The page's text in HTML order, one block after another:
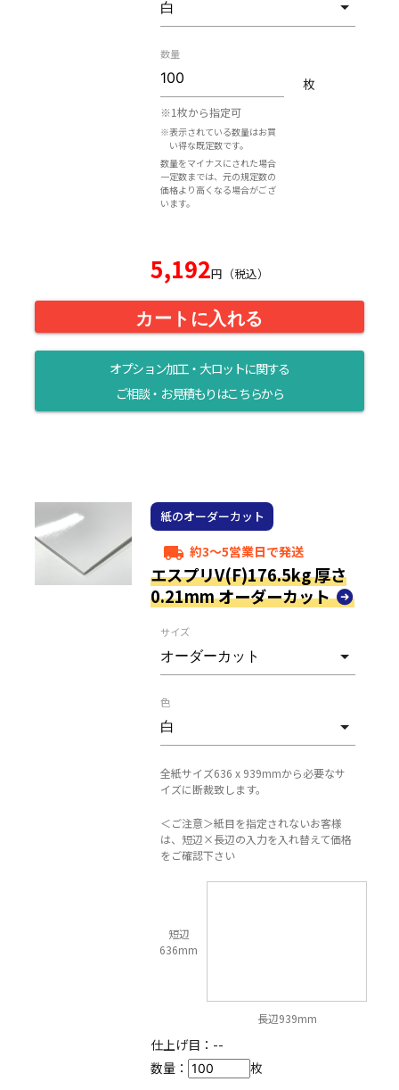
数量
※1枚から指定可
※表示されている数量はお買
い得な既定数です。
数量をマイナスにされた場合
一定数までは、元の規定数の
価格より高くなる場合がござ
います。
枚
5,192円（税込）
カートに入れる
オプション加工・大ロットに関する
ご相談・お見積もりはこちらから
紙のオーダーカット
local_shipping 約3～5営業日で発送
エスプリV(F)176.5kg 厚さ
0.21mm オーダーカット
サイズ
色
全紙サイズ636 x 939mmから必要なサ
イズに断裁致します。
＜ご注意＞紙目を指定されないお客様
は、短辺×長辺の入力を入れ替えて価格
をご確認下さい
短辺
636mm
長辺939mm
仕上げ目： --
数量：
枚